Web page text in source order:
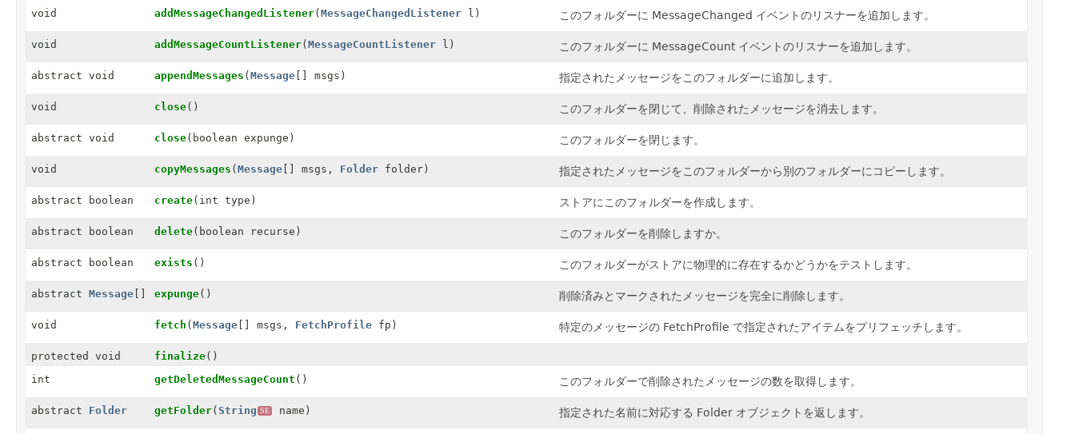
void addMessageChangedListener(MessageChangedListener l) このフォルダーに MessageChanged イベントのリスナーを追加します。
void addMessageCountListener(MessageCountListener l) このフォルダーに MessageCount イベントのリスナーを追加します。
abstract void appendMessages (Message [] msgs) 指定されたメッセージをこのフォルダーに追加します。
void close() このフォルダーを閉じて、削除されたメッセージを消去します。
abstract void close(boolean expunge) このフォルダーを閉じます。
void copyMessages (Message [] msgs, Folder folder) 指定されたメッセージをこのフォルダーから別のフォルダーにコピーします。
abstract boolean create(int type) ストアにこのフォルダーを作成します。
abstract boolean delete(boolean recurse) このフォルダーを削除しますか。
abstract boolean exists () このフォルダーがストアに物理的に存在するかどうかをテストします。
abstract Message [] expunge() 削除済みとマークされたメッセージを完全に削除します。
void fetch (Message [] msgs, FetchProfile fp) 特定のメッセージの FetchProfile で指定されたアイテムをプリフェッチします。
protected void finalize()
int
getDeletedMessageCount () このフォルダーで削除されたメッセージの数を取得します。
abstract Folder getFolder(String SE name) 指定された名前に対応する Folder オブジェクトを返します。